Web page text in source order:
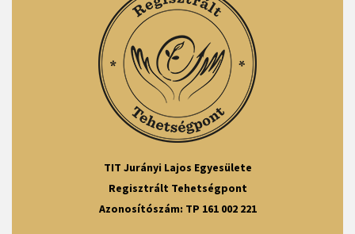
TIT Jurányi Lajos Egyesülete
Regisztrált Tehetségpont
Azonosítószám: TP 161 002 221